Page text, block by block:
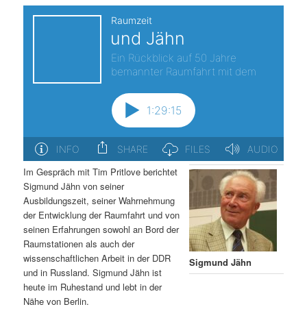
n
g
n
Sigmund Jähn
Im Gespräch mit Tim Pritlove berichtet
Sigmund Jähn von seiner
Ausbildungszeit, seiner Wahrnehmung
der Entwicklung der Raumfahrt und von
seinen Erfahrungen sowohl an Bord der
Raumstationen als auch der
wissenschaftlichen Arbeit in der DDR
und in Russland. Sigmund Jähn ist
heute im Ruhestand und lebt in der
Nähe von Berlin.